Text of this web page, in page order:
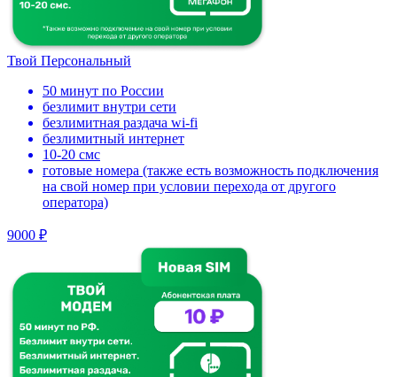
Твой Персональный
50 минут по России
безлимит внутри сети
безлимитная раздача wi-fi
безлимитный интернет
10-20 смс
готовые номера (также есть возможность подключения
на свой номер при условии перехода от другого
оператора)
9000 ₽